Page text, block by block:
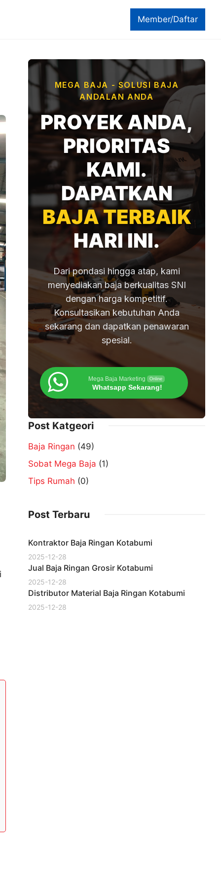
Member/Daftar
MEGA BAJA - SOLUSI BAJA
ANDALAN ANDA
PROYEK ANDA,
PRIORITAS
KAMI.
DAPATKAN
BAJA TERBAIK
HARI INI.
Dari pondasi hingga atap, kami
menyediakan baja berkualitas SNI
dengan harga kompetitif.
Konsultasikan kebutuhan Anda
sekarang dan dapatkan penawaran
spesial.
Mega Baja Marketing Online
Whatsapp Sekarang!
Post Katgeori
Baja Ringan (49)
Sobat Mega Baja (1)
Tips Rumah (0)
Post Terbaru
Kontraktor Baja Ringan Kotabumi
2025-12-28
Jual Baja Ringan Grosir Kotabumi
2025-12-28
Distributor Material Baja Ringan Kotabumi
2025-12-28